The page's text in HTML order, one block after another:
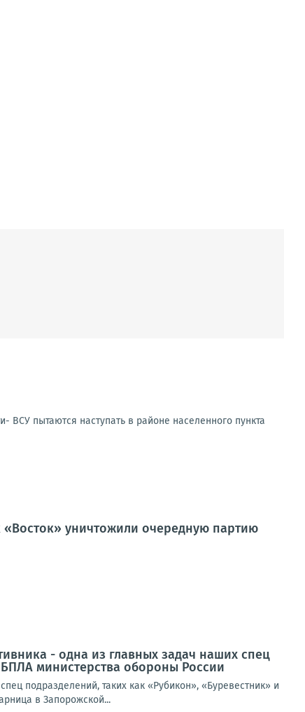
ВСУ пытаются наступать в районе населенного пункта
«Восток» уничтожили очередную партию
- одна из главных задач наших спец
министерства обороны России
подразделений, таких как «Рубикон», «Буревестник» и
в Запорожской...